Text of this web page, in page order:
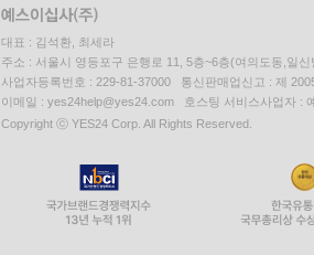
대표 : 김석환, 최세라
주소 : 서울시 영등포구 은행로 11, 5층~6층(여의도동,일신
사업자등록번호 : 229-81-37000 통신판매업신고 : 제
이메일 : yes24help@yes24.com 호스팅 서비스사업자 :
Copyright ⓒ YES24 Corp. All Rights Reserved.